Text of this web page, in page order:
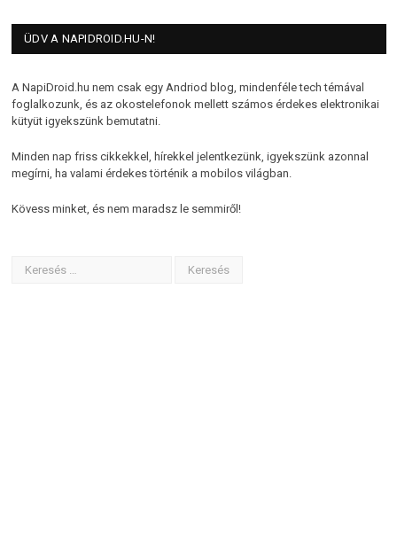
ÜDV A NAPIDROID.HU-N!
A NapiDroid.hu nem csak egy Andriod blog, mindenféle tech témával
foglalkozunk, és az okostelefonok mellett számos érdekes elektronikai
kütyüt igyekszünk bemutatni.
Minden nap friss cikkekkel, hírekkel jelentkezünk, igyekszünk azonnal
megírni, ha valami érdekes történik a mobilos világban.
Kövess minket, és nem maradsz le semmiről!